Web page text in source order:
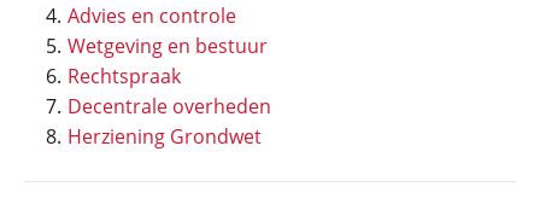
Advies en controle
Wetgeving en bestuur
Rechtspraak
Decentrale overheden
Herziening Grondwet